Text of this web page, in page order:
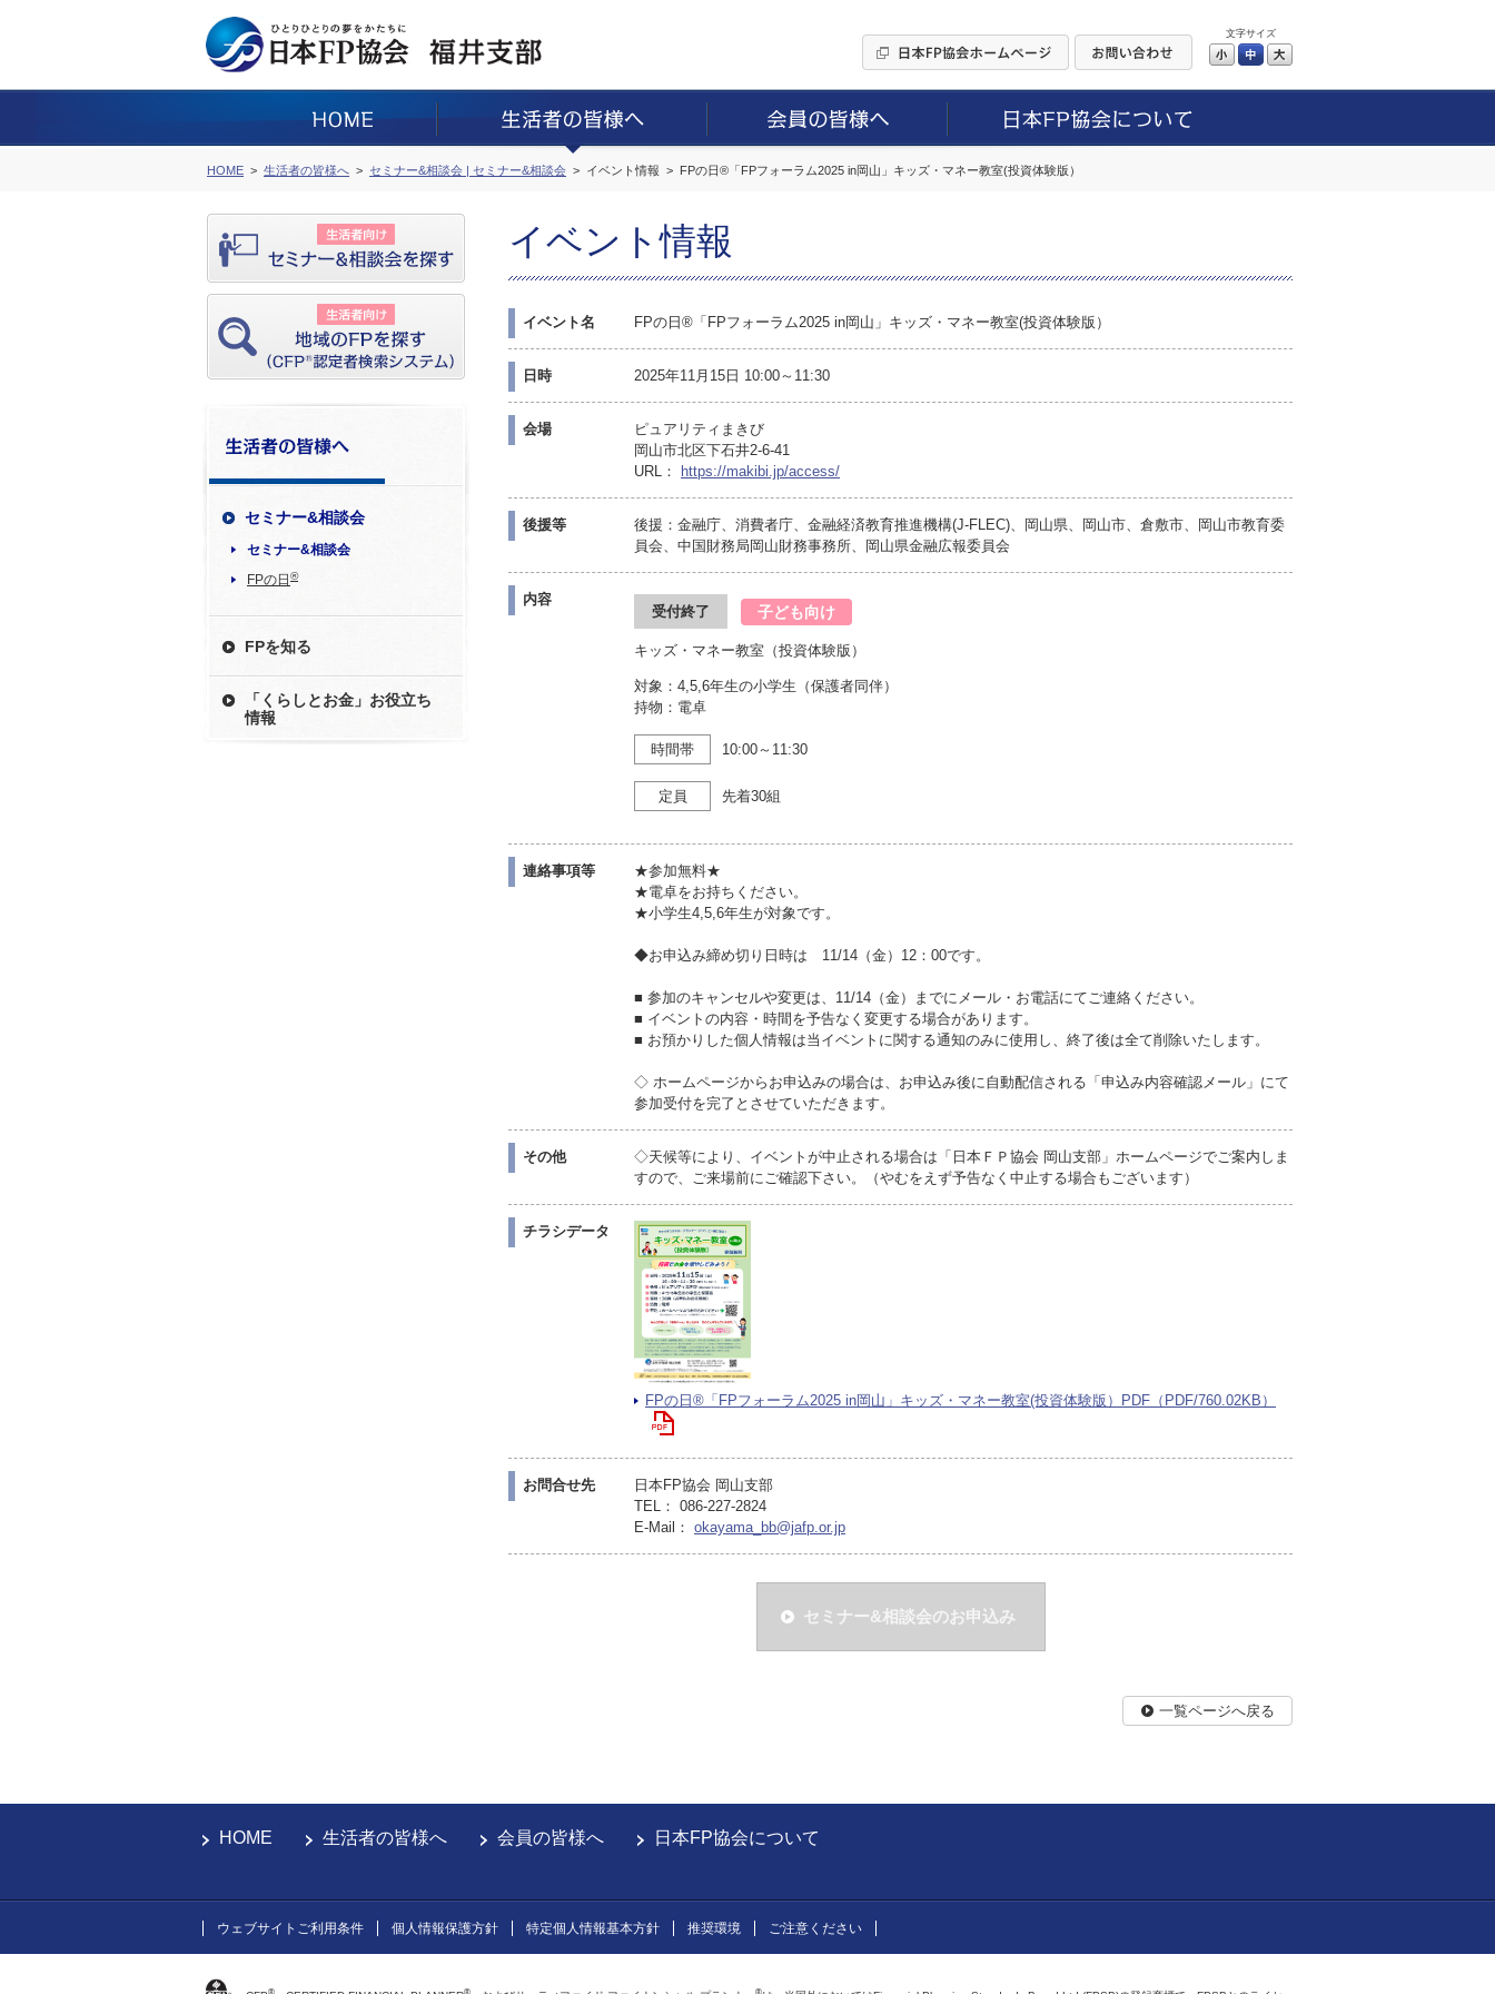
文字サイズ
小 中
HOME 生活者の皆様へ セミナー&相談会 | セミナー&相談会 イベント情報 FPの日®「FPフォーラム2025 in岡山」キッズ・マネー教室(投資体験版）
セミナー&相談会
セミナー&相談会
FPの日 ®
FPを知る
「くらしとお金」お役立ち
情報
イベント情報
イベント名 FPの日®「FPフォーラム2025 in岡山」キッズ・マネー教室(投資体験版）
日時 2025年11月15日 10:00～11:30
会場
ピュアリティまきび
岡山市北区下石井2-6-41
URL：
https://makibi.jp/access/
後援等
後援：金融庁、消費者庁、金融経済教育推進機構(J-FLEC)、岡山県、岡山市、倉敷市、岡山市教育委
員会、中国財務局岡山財務事務所、岡山県金融広報委員会
内容
受付終了 子ども向け
キッズ・マネー教室（投資体験版）
対象：4,5,6年生の小学生（保護者同伴）
持物：電卓
時間帯 10:00～11:30
定員 先着30組
連絡事項等
★参加無料★
★電卓をお持ちください。
★小学生4,5,6年生が対象です。
◆お申込み締め切り日時は 11/14（金）12：00です。
■ 参加のキャンセルや変更は、11/14（金）までにメール・お電話にてご連絡ください。
■ イベントの内容・時間を予告なく変更する場合があります。
■ お預かりした個人情報は当イベントに関する通知のみに使用し、終了後は全て削除いたします。
◇ ホームページからお申込みの場合は、お申込み後に自動配信される「申込み内容確認メール」にて
参加受付を完了とさせていただきます。
その他
◇天候等により、イベントが中止される場合は「日本ＦＰ協会 岡山支部」ホームページでご案内しま
すので、ご来場前にご確認下さい。（やむをえず予告なく中止する場合もございます）
チラシデータ
FPの日®「FPフォーラム2025 in岡山」キッズ・マネー教室(投資体験版）PDF（PDF/760.02KB）
お問合せ先
日本FP協会 岡山支部
TEL： 086-227-2824
E-Mail： okayama_bb@jafp.or.jp
セミナー&相談会のお申込み
一覧ページへ戻る
HOME 生活者の皆様へ 会員の皆様へ 日本FP協会について
ウェブサイトご利用条件 個人情報保護方針 特定個人情報基本方針 推奨環境 ご注意ください
® ® ®